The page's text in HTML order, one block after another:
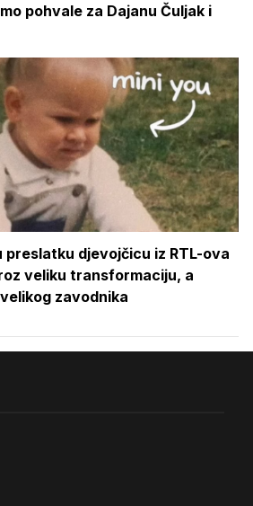
pohvale za Dajanu Čuljak i
preslatku djevojčicu iz RTL-ova
veliku transformaciju, a
zavodnika